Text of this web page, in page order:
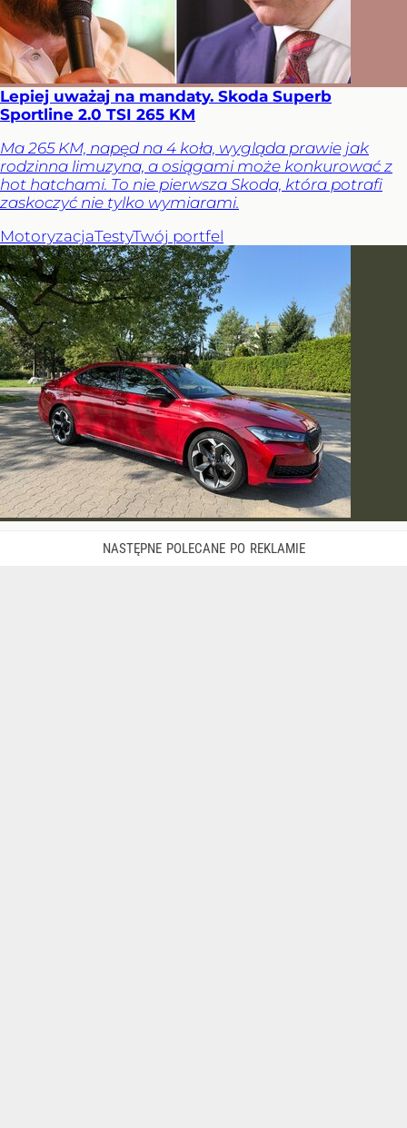
Lepiej uważaj na mandaty. Skoda Superb
Sportline 2.0 TSI 265 KM
Ma 265 KM, napęd na 4 koła, wygląda prawie jak
rodzinna limuzyna, a osiągami może konkurować z
hot hatchami. To nie pierwsza Skoda, która potrafi
zaskoczyć nie tylko wymiarami.
MotoryzacjaTestyTwój portfel